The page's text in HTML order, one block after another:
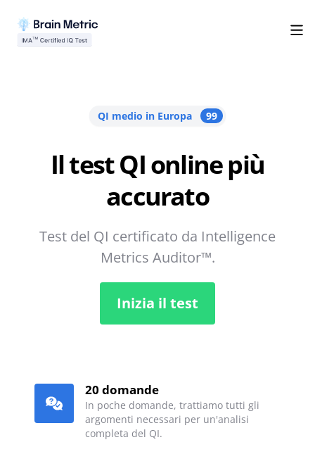
QI medio in Europa 99
Il test QI online più
accurato
Test del QI certificato da Intelligence
Metrics Auditor™.
Inizia il test
20 domande
In poche domande, trattiamo tutti gli
argomenti necessari per un'analisi
completa del QI.